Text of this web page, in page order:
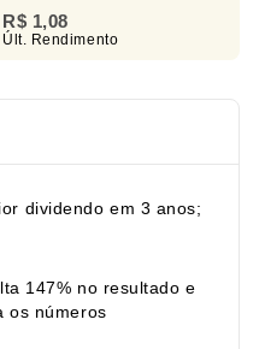
R$ 1,08
Últ. Rendimento
dividendo em 3 anos;
147% no resultado e
os números